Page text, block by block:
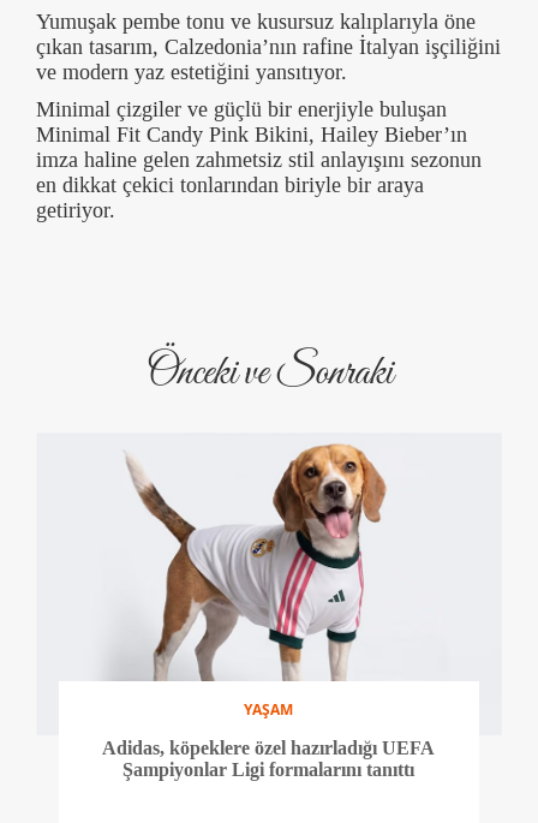
Yumuşak pembe tonu ve kusursuz kalıplarıyla öne
çıkan tasarım, Calzedonia’nın rafine İtalyan işçiliğini
ve modern yaz estetiğini yansıtıyor.
Minimal çizgiler ve güçlü bir enerjiyle buluşan
Minimal Fit Candy Pink Bikini, Hailey Bieber’ın
imza haline gelen zahmetsiz stil anlayışını sezonun
en dikkat çekici tonlarından biriyle bir araya
getiriyor.
Önceki ve Sonraki
YAŞAM
Adidas, köpeklere özel hazırladığı UEFA
Şampiyonlar Ligi formalarını tanıttı